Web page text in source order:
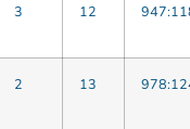
3 12
2 13